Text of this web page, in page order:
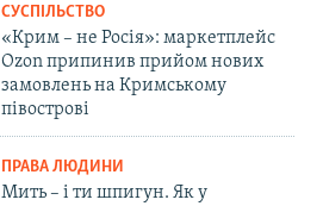
СУСПІЛЬСТВО
«Крим – не Росія»: маркетплейс
Ozon припинив прийом нових
замовлень на Кримському
півострові
ПРАВА ЛЮДИНИ
Мить – і ти шпигун. Як у